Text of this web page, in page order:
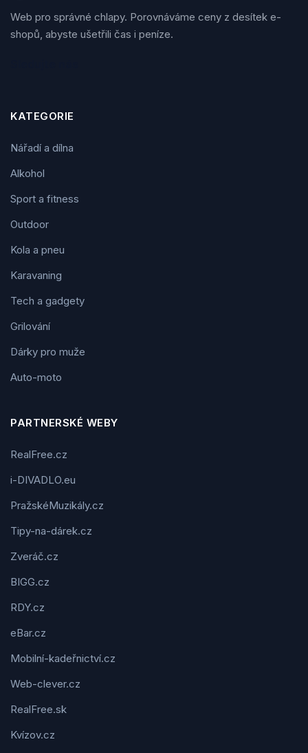
Web pro správné chlapy. Porovnáváme ceny z desítek e-
shopů, abyste ušetřili čas i peníze.
KATEGORIE
Nářadí a dílna
Alkohol
Sport a fitness
Outdoor
Kola a pneu
Karavaning
Tech a gadgety
Grilování
Dárky pro muže
Auto-moto
PARTNERSKÉ WEBY
RealFree.cz
i-DIVADLO.eu
PražskéMuzikály.cz
Tipy-na-dárek.cz
Zveráč.cz
BIGG.cz
RDY.cz
eBar.cz
Mobilní-kadeřnictví.cz
Web-clever.cz
RealFree.sk
Kvízov.cz